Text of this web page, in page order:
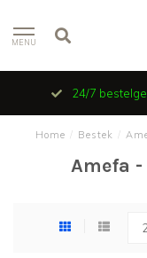
MENU
24/7
Home Bestek
Amefa